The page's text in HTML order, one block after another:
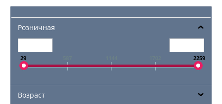
Розничная
29 2259
Возраст